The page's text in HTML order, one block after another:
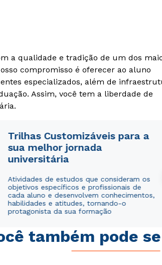
a qualidade e tradição de um dos
compromisso é oferecer ao aluno
especializados, além de
Assim, você tem a liberdade de
Trilhas Customizáveis para a
sua melhor jornada
universitária
Atividades de estudos que consideram os
objetivos específicos e profissionais de
cada aluno e desenvolvem conhecimentos,
habilidades e atitudes, tornando-o
protagonista da sua formação
também pode
Rápido e fácil
WhatsApp
Rápido e fácil
WhatsApp